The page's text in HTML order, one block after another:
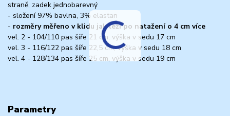
straně, zadek jednobarevný
- složení 97% bavlna, 3% elastan
- rozměry měřeno v klidu jak leží po natažení o 4 cm více
vel. 2 - 104/110 pas šíře 21 cm, výška v sedu 17 cm
vel. 3 - 116/122 pas šíře 22,5 cm, výška v sedu 18 cm
vel. 4 - 128/134 pas šíře 25 cm, výška v sedu 19 cm
Parametry